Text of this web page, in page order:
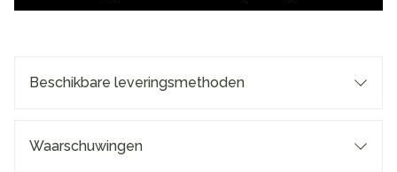
Beschikbare leveringsmethoden
Waarschuwingen